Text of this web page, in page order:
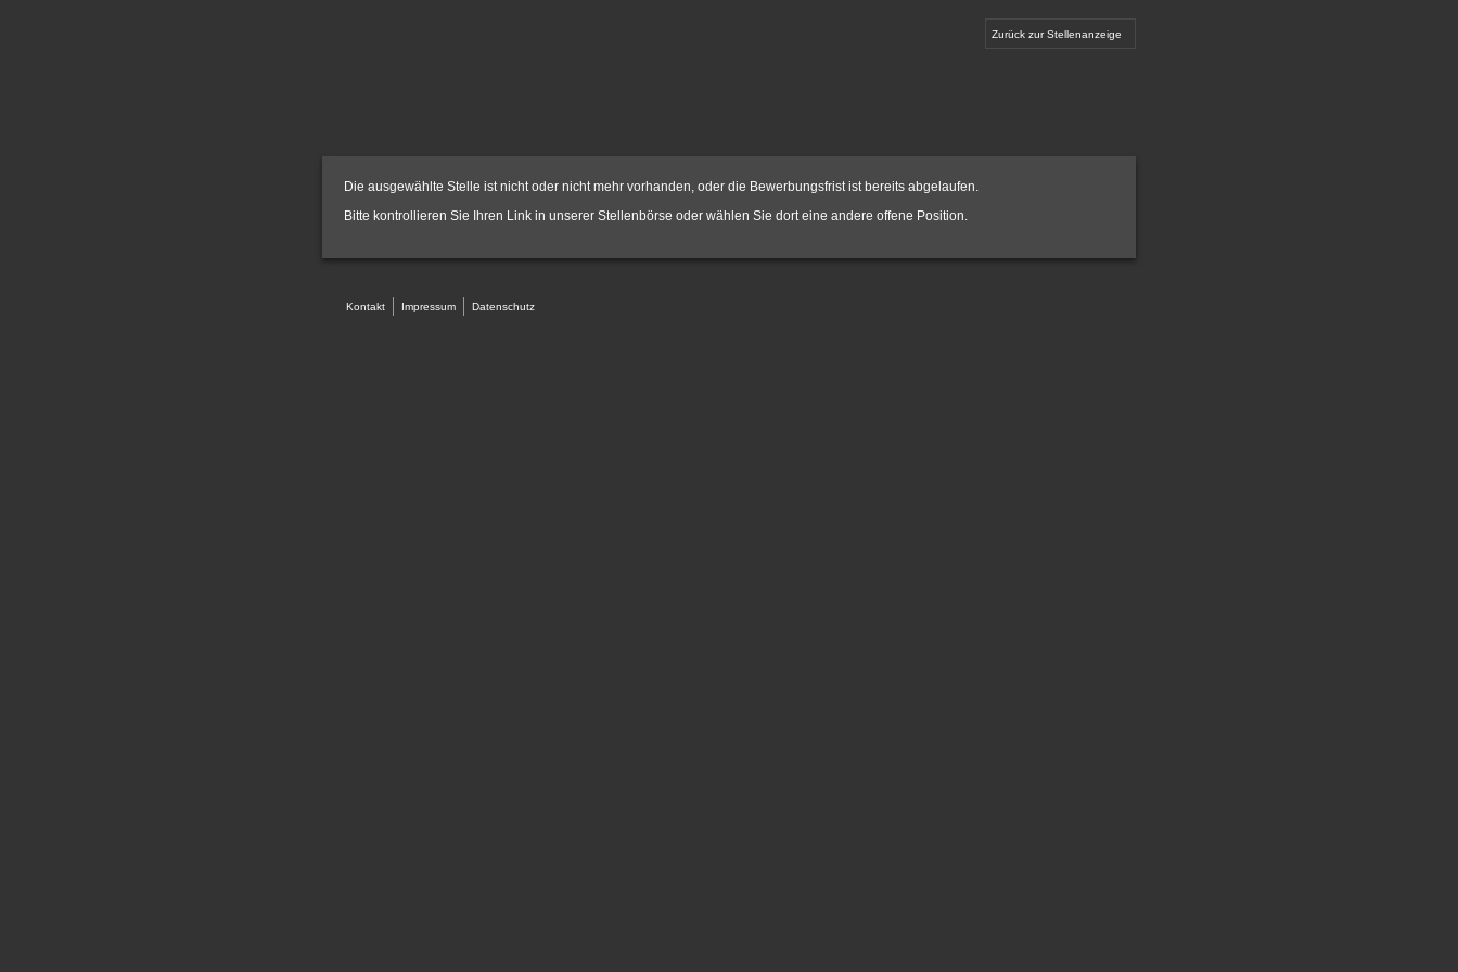
Zurück zur Stellenanzeige
Die ausgewählte Stelle ist nicht oder nicht mehr vorhanden, oder die Bewerbungsfrist ist bereits abgelaufen.
Bitte kontrollieren Sie Ihren Link in unserer Stellenbörse oder wählen Sie dort eine andere offene Position.
Kontakt Impressum Datenschutz